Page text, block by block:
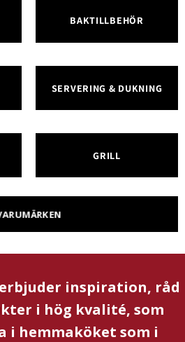
BAKTILLBEHÖR
SERVERING & DUKNING
GRILL
inspiration, råd
i hög kvalité, som
i hemmaköket som i